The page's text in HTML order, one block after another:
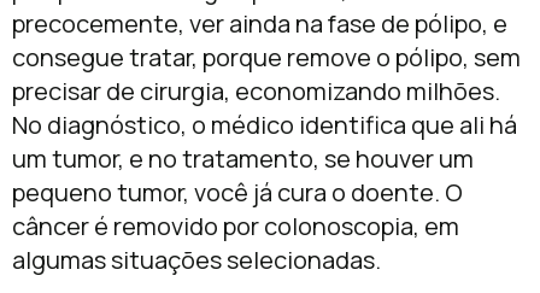
precocemente, ver ainda na fase de pólipo, e
consegue tratar, porque remove o pólipo, sem
precisar de cirurgia, economizando milhões.
No diagnóstico, o médico identifica que ali há
um tumor, e no tratamento, se houver um
pequeno tumor, você já cura o doente. O
câncer é removido por colonoscopia, em
algumas situações selecionadas.